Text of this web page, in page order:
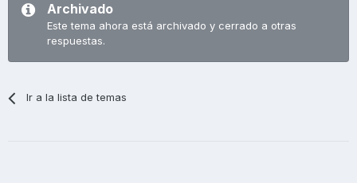
Archivado
Este tema ahora está archivado y cerrado a otras
respuestas.
Ir a la lista de temas